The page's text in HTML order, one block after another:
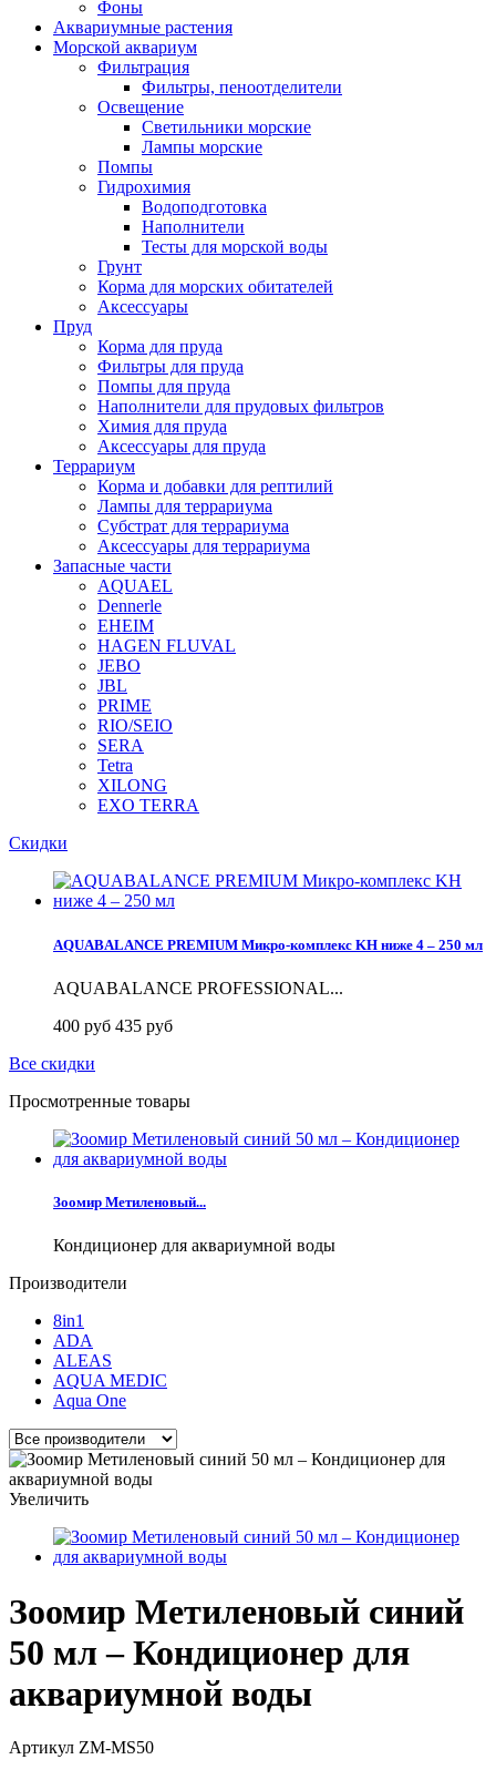
Фоны
Аквариумные растения
Морской аквариум
Фильтрация
Фильтры, пеноотделители
Освещение
Светильники морские
Лампы морские
Помпы
Гидрохимия
Водоподготовка
Наполнители
Тесты для морской воды
Грунт
Корма для морских обитателей
Аксессуары
Пруд
Корма для пруда
Фильтры для пруда
Помпы для пруда
Наполнители для прудовых фильтров
Химия для пруда
Аксессуары для пруда
Террариум
Корма и добавки для рептилий
Лампы для террариума
Субстрат для террариума
Аксессуары для террариума
Запасные части
AQUAEL
Dennerle
EHEIM
HAGEN FLUVAL
JEBO
JBL
PRIME
RIO/SEIO
SERA
Tetra
XILONG
EXO TERRA
Скидки
AQUABALANCE PREMIUM Микро-комплекс KH ниже 4 – 250 мл
AQUABALANCE PROFESSIONAL...
400 руб 435 руб
Все скидки
Просмотренные товары
Зоомир Метиленовый...
Кондиционер для аквариумной воды
Производители
8in1
ADA
ALEAS
AQUA MEDIC
Aqua One
Увеличить
Зоомир Метиленовый синий
50 мл – Кондиционер для
аквариумной воды
Артикул ZM-MS50